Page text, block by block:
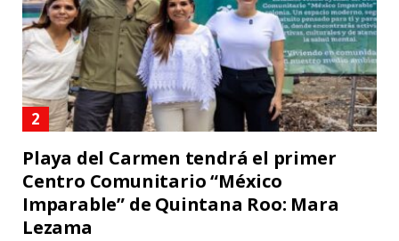
Playa del Carmen tendrá el primer
Centro Comunitario “México
Imparable” de Quintana Roo: Mara
Lezama